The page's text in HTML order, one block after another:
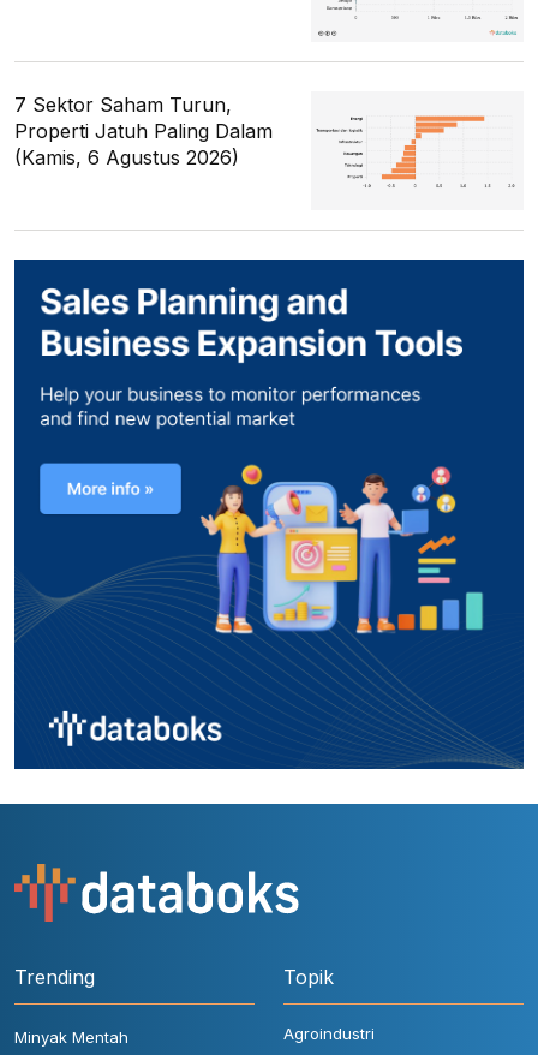
7 Sektor Saham Turun,
Properti Jatuh Paling Dalam
(Kamis, 6 Agustus 2026)
Trending
Minyak Mentah
Topik
Agroindustri